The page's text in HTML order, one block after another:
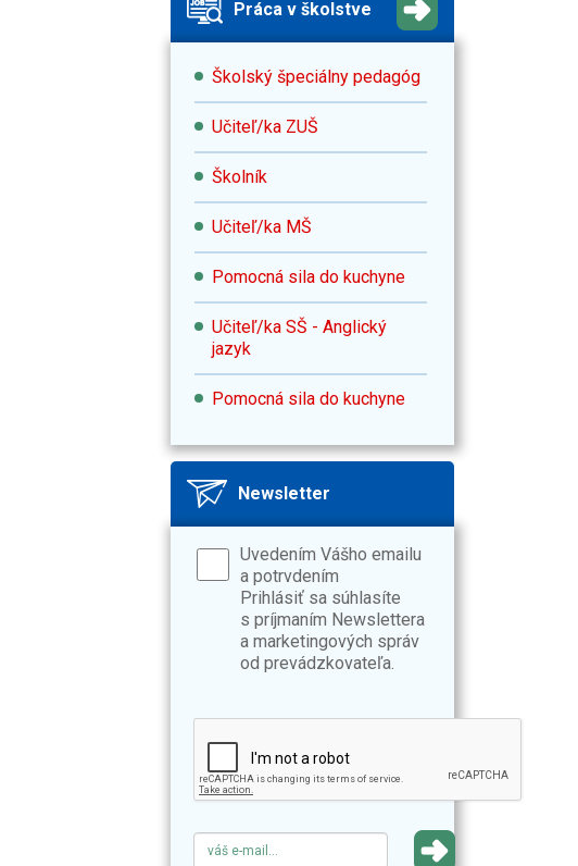
Práca v školstve
Školský špeciálny pedagóg
Učiteľ/ka ZUŠ
Školník
Učiteľ/ka MŠ
Pomocná sila do kuchyne
Učiteľ/ka SŠ - Anglický
jazyk
Pomocná sila do kuchyne
Newsletter
Uvedením Vášho emailu
a potrvdením
Prihlásiť sa súhlasíte
s príjmaním Newslettera
a marketingových správ
od prevádzkovateľa.